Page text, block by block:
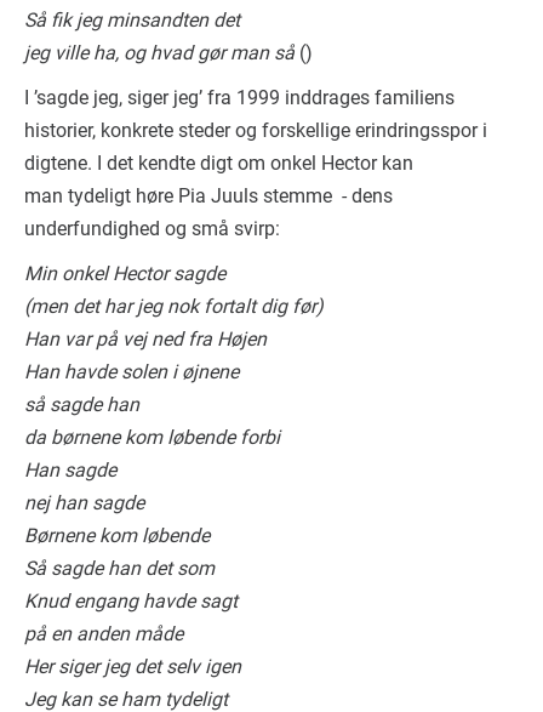
Så fik jeg minsandten det
jeg ville ha, og hvad gør man så ()
I ’sagde jeg, siger jeg’ fra 1999 inddrages familiens
historier, konkrete steder og forskellige erindringsspor i
digtene. I det kendte digt om onkel Hector kan
man tydeligt høre Pia Juuls stemme - dens
underfundighed og små svirp:
Min onkel Hector sagde
(men det har jeg nok fortalt dig før)
Han var på vej ned fra Højen
Han havde solen i øjnene
så sagde han
da børnene kom løbende forbi
Han sagde
nej han sagde
Børnene kom løbende
Så sagde han det som
Knud engang havde sagt
på en anden måde
Her siger jeg det selv igen
Jeg kan se ham tydeligt